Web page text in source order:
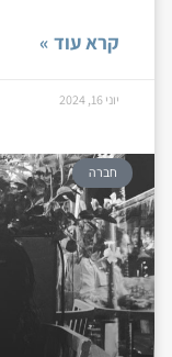
קרא עוד »
יוני 16, 2024
חברה